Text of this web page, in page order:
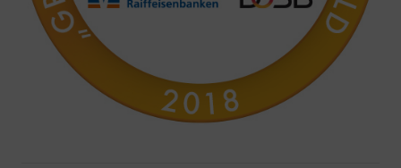
Schließen